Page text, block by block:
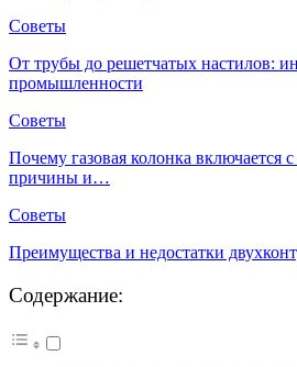
Советы
От трубы до решетчатых настилов:
промышленности
Советы
Почему газовая колонка включается
причины и…
Советы
Преимущества и недостатки
Содержание: